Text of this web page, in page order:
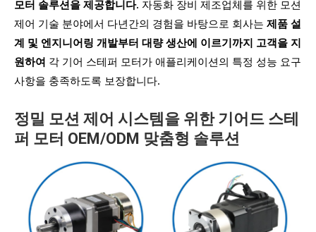
모터 솔루션을 제공합니다. 자동화 장비 제조업체를 위한 모션
제어 기술 분야에서 다년간의 경험을 바탕으로 회사는 제품 설
계 및 엔지니어링 개발부터 대량 생산에 이르기까지 고객을 지
원하여 각 기어 스테퍼 모터가 애플리케이션의 특정 성능 요구
사항을 충족하도록 보장합니다.
정밀 모션 제어 시스템을 위한 기어드 스테
퍼 모터 OEM/ODM 맞춤형 솔루션